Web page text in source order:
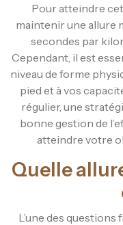
Pour atteindre
maintenir une allure
secondes par
Cependant, il est
niveau de forme
pied et à vos
régulier, une
bonne gestion de
atteindre votre
Quelle
L’une des